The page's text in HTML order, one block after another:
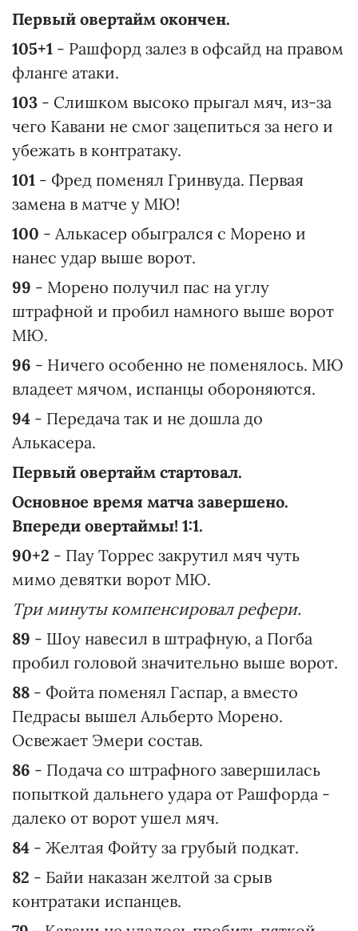
Первый овертайм окончен.
105+1 - Рашфорд залез в офсайд на правом
фланге атаки.
103 - Слишком высоко прыгал мяч, из-за
чего Кавани не смог зацепиться за него и
убежать в контратаку.
101 - Фред поменял Гринвуда. Первая
замена в матче у МЮ!
100 - Алькасер обыгрался с Морено и
нанес удар выше ворот.
99 - Морено получил пас на углу
штрафной и пробил намного выше ворот
МЮ.
96 - Ничего особенно не поменялось. МЮ
владеет мячом, испанцы обороняются.
94 - Передача так и не дошла до
Алькасера.
Первый овертайм стартовал.
Основное время матча завершено.
Впереди овертаймы! 1:1.
90+2 - Пау Торрес закрутил мяч чуть
мимо девятки ворот МЮ.
Три минуты компенсировал рефери.
89 - Шоу навесил в штрафную, а Погба
пробил головой значительно выше ворот.
88 - Фойта поменял Гаспар, а вместо
Педрасы вышел Альберто Морено.
Освежает Эмери состав.
86 - Подача со штрафного завершилась
попыткой дальнего удара от Рашфорда -
далеко от ворот ушел мяч.
84 - Желтая Фойту за грубый подкат.
82 - Байи наказан желтой за срыв
контратаки испанцев.